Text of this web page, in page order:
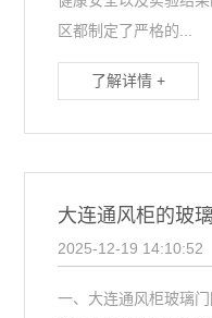
区都制定了严格的...
了解详情 +
大连通风柜的玻
2025-12-19 14:10:52
一、大连通风柜玻璃